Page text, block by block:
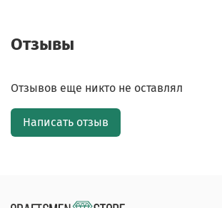
Отзывы
Отзывов еще никто не оставлял
Написать отзыв